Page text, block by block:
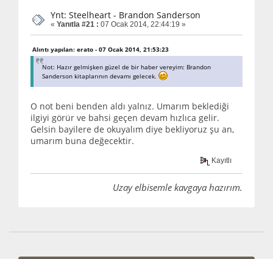
Ynt: Steelheart - Brandon Sanderson
« Yanıtla #21 : 07 Ocak 2014, 22:44:19 »
Alıntı yapılan: erato - 07 Ocak 2014, 21:53:23
Not: Hazır gelmişken güzel de bir haber vereyim: Brandon
Sanderson kitaplarının devamı gelecek.
O not beni benden aldı yalnız. Umarım beklediği
ilgiyi görür ve bahsi geçen devam hızlıca gelir.
Gelsin bayilere de okuyalım diye bekliyoruz şu an,
umarım buna değecektir.
Kayıtlı
Uzay elbisemle kavgaya hazırım.